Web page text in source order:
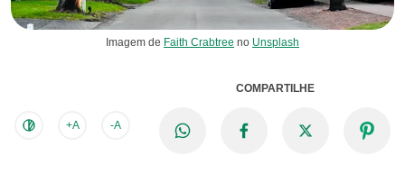
Imagem de Faith Crabtree no Unsplash
+A -A
COMPARTILHE